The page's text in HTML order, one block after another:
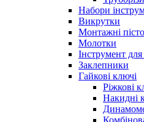
Набори
Викрутки
Монтажні
Молотки
Інструмент
Заклепники
Гайкові ключі
Ріжкові
Накидні